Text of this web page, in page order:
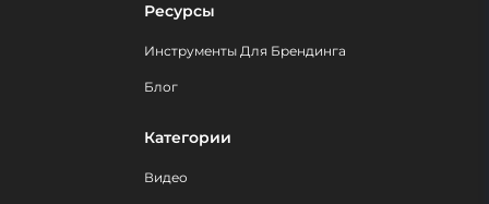
Ресурсы
Инструменты Для Брендинга
Блог
Категории
Видео